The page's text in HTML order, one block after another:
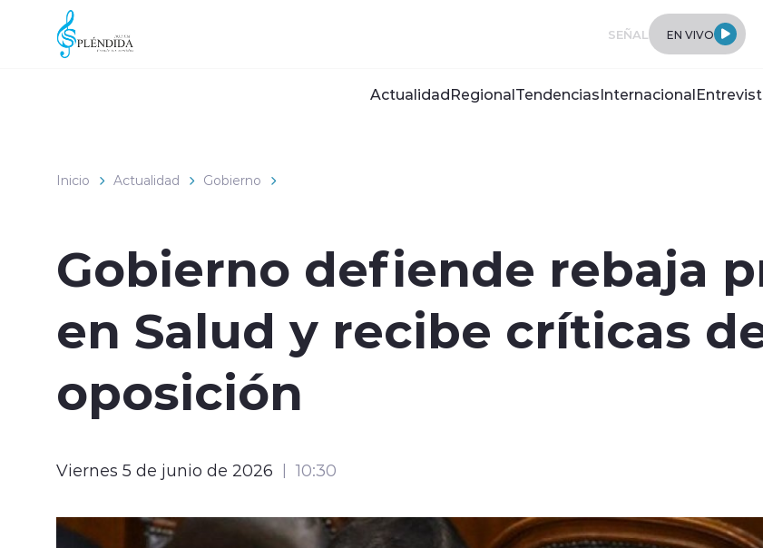
Click acá para ir directamente al contenido
SEÑAL EN VIVO
ActualidadRegionalTendenciasInternacional
Inicio Actualidad Gobierno
Gobierno defiende rebaja
en Salud y recibe críticas
oposición
Viernes 5 de junio de 2026 10:30